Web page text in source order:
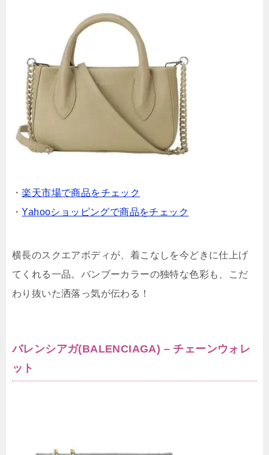
・楽天市場で商品をチェック
・Yahooショッピングで商品をチェック
横長のスクエアボディが、着こなしを今どきに仕上げ
てくれる一品。バンブーカラーの独特な色彩も、こだ
わり抜いた洒落っ気が伝わる！
バレンシアガ(BALENCIAGA) – チェーンウォレ
ット